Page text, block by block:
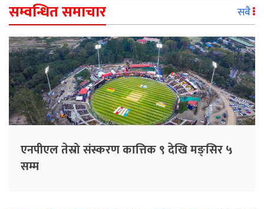
सम्वन्धित समाचार सबै
एनपीएल तेस्रो संस्करण कात्तिक ९ देखि मङ्सिर ५
सम्म